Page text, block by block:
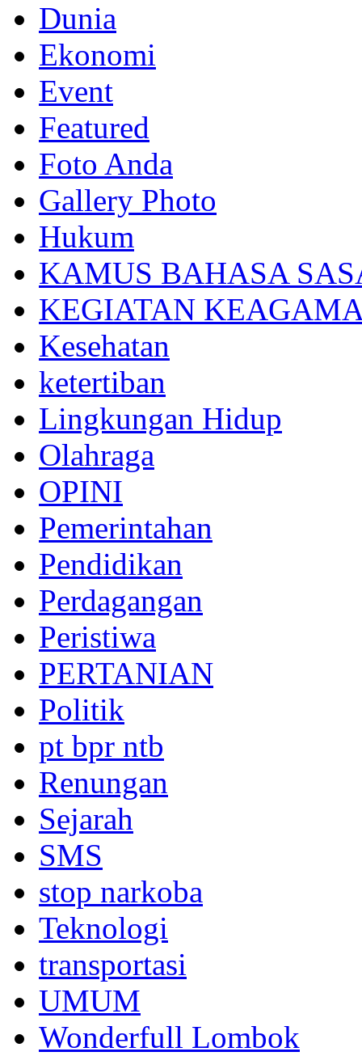
Dunia
Ekonomi
Event
Featured
Foto Anda
Gallery Photo
Hukum
KAMUS BAHASA
KEGIATAN
Kesehatan
ketertiban
Lingkungan Hidup
Olahraga
OPINI
Pemerintahan
Pendidikan
Perdagangan
Peristiwa
PERTANIAN
Politik
pt bpr ntb
Renungan
Sejarah
SMS
stop narkoba
Teknologi
transportasi
UMUM
Wonderfull Lombok